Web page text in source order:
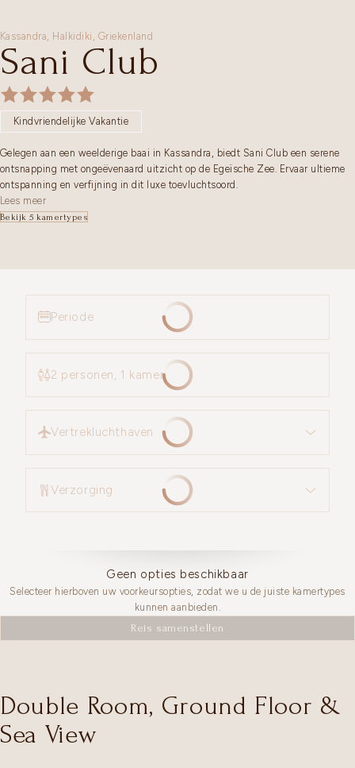
Kassandra, Halkidiki , Griekenland
Sani Club
Kindvriendelijke Vakantie
Gelegen aan een weelderige baai in Kassandra, biedt Sani Club een serene
ontsnapping met ongeëvenaard uitzicht op de Egeïsche Zee. Ervaar ultieme
ontspanning en verfijning in dit luxe toevluchtsoord.
Lees meer
Bekijk 5 kamertypes
Periode
2 personen, 1 kamer
Vertrekluchthaven
Verzorging
Geen opties beschikbaar
Selecteer hierboven uw voorkeursopties, zodat we u de juiste kamertypes
kunnen aanbieden.
Reis samenstellen
Double Room, Ground Floor &
Sea View